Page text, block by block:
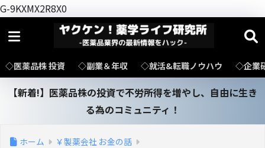
G-9KXMX2R8X0
◇医薬品株 投資 ◇副業＆年収 ◇就活&転職ノウハウ ◇企業
【新着!】医薬品株の投資で不労所得を増やし、自由に生き
る為のコミュニティ！
ホーム ￥製薬会社 お金の話